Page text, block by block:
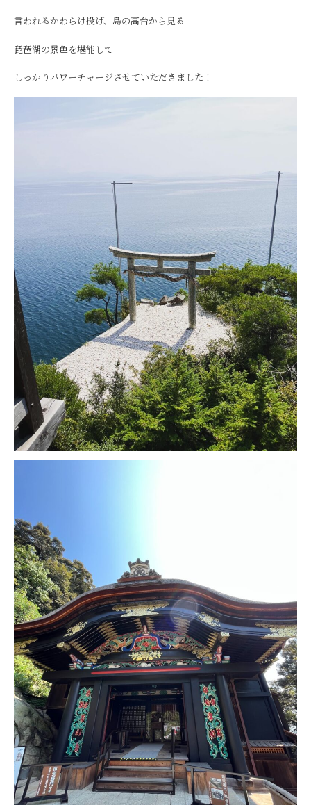
言われるかわらけ投げ、島の高台から見る
琵琶湖の景色を堪能して
しっかりパワーチャージさせていただきました！